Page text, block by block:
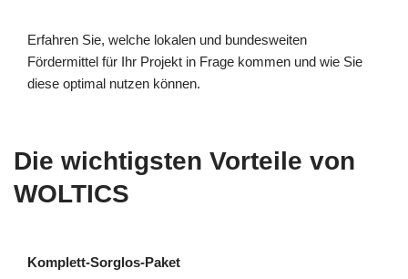
Erfahren Sie, welche lokalen und bundesweiten
Fördermittel für Ihr Projekt in Frage kommen und wie Sie
diese optimal nutzen können.
Die wichtigsten Vorteile von
WOLTICS
Komplett-Sorglos-Paket